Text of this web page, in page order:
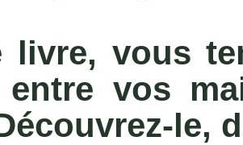
livre, vous
vos
le,